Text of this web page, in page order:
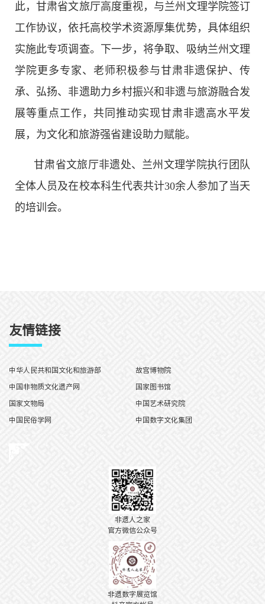
此，甘肃省文旅厅高度重视，与兰州文理学院签订
工作协议，依托高校学术资源厚集优势，具体组织
实施此专项调查。下一步，将争取、吸纳兰州文理
学院更多专家、老师积极参与甘肃非遗保护、传
承、弘扬、非遗助力乡村振兴和非遗与旅游融合发
展等重点工作，共同推动实现甘肃非遗高水平发
展，为文化和旅游强省建设助力赋能。
甘肃省文旅厅非遗处、兰州文理学院执行团队
全体人员及在校本科生代表共计30余人参加了当天
的培训会。
友情链接
中华人民共和国文化和旅游部 故宫博物院
中国非物质文化遗产网 国家图书馆
国家文物局 中国艺术研究院
中国民俗学网 中国数字文化集团
非遗人之家
官方微信公众号
非遗数字展览馆